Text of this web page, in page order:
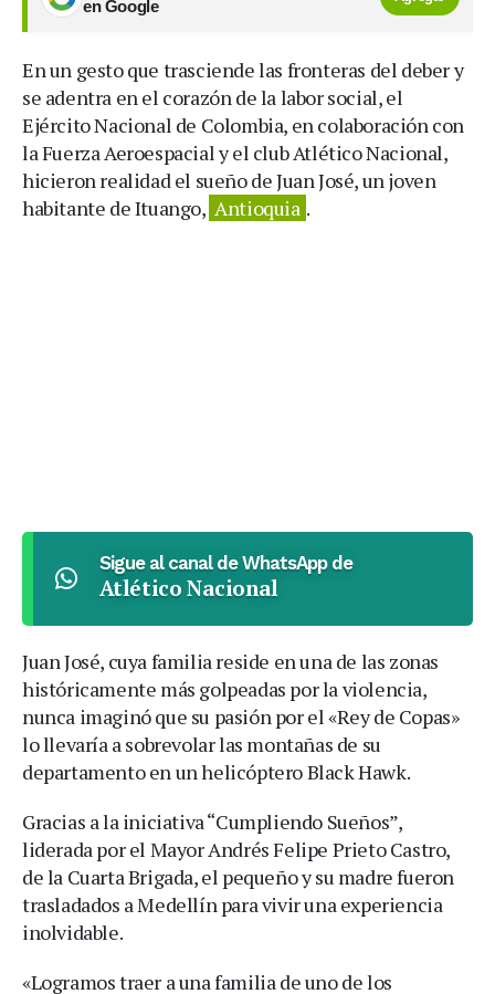
en Google
En un gesto que trasciende las fronteras del deber y
se adentra en el corazón de la labor social, el
Ejército Nacional de Colombia, en colaboración con
la Fuerza Aeroespacial y el club Atlético Nacional,
hicieron realidad el sueño de Juan José, un joven
habitante de Ituango, Antioquia .
Sigue al canal de WhatsApp de
Atlético Nacional
Juan José, cuya familia reside en una de las zonas
históricamente más golpeadas por la violencia,
nunca imaginó que su pasión por el «Rey de Copas»
lo llevaría a sobrevolar las montañas de su
departamento en un helicóptero Black Hawk.
Gracias a la iniciativa “Cumpliendo Sueños”,
liderada por el Mayor Andrés Felipe Prieto Castro,
de la Cuarta Brigada, el pequeño y su madre fueron
trasladados a Medellín para vivir una experiencia
inolvidable.
«Logramos traer a una familia de uno de los